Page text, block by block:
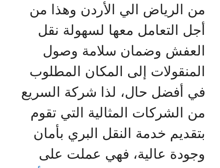
من الرياض الي الأردن وهذا من
أجل التعامل معها لسهولة نقل
العفش وضمان سلامة وصول
المنقولات إلى المكان المطلوب
في أفضل حال، لذا شركة السريع
من الشركات المثالية التي تقوم
بتقديم خدمة النقل البري بأمان
وجودة عالية، فهي عملت على